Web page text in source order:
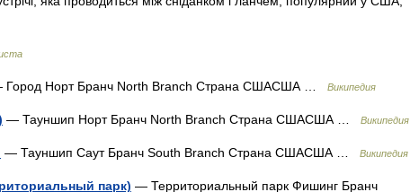
Норт Бранч North Branch Страна СШАСША … Википедия
— Тауншип Норт Бранч North Branch Страна СШАСША … Википедия
— Тауншип Саут Бранч South Branch Страна СШАСША … Википедия
парк) — Территориальный парк Фишинг Бранч